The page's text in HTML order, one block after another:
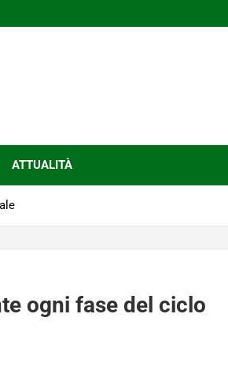
ATTUALITÀ
ogni fase del ciclo